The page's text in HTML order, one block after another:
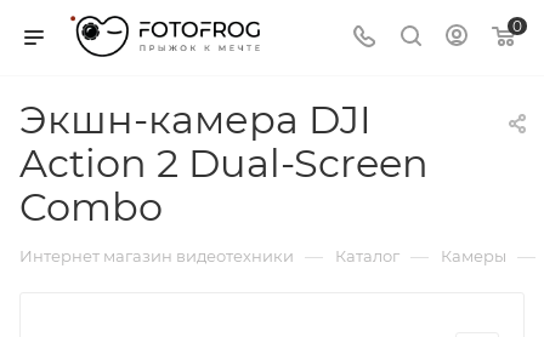
0
Экшн-камера DJI
Action 2 Dual-Screen
Combo
Интернет магазин видеотехники — Каталог — Камеры —